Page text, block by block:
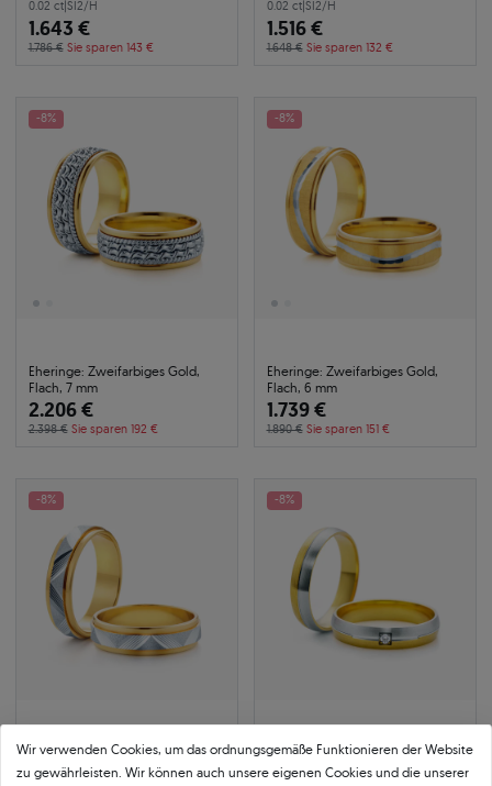
0.02 ct|SI2/H
1.643 €
1.786 € Sie sparen 143 €
0.02 ct|SI2/H
1.516 €
1.648 € Sie sparen 132 €
-8%
Eheringe: Zweifarbiges Gold,
Flach, 7 mm
2.206 €
2.398 € Sie sparen 192 €
-8%
Eheringe: Zweifarbiges Gold,
Flach, 6 mm
1.739 €
1.890 € Sie sparen 151 €
-8%
Eheringe: Zweifarbiges Gold,
Flach, 5 mm
-8%
Eheringe: Zweifarbiges Gold,
Runde, 4 mm
Wir verwenden Cookies, um das ordnungsgemäße Funktionieren der Website
zu gewährleisten. Wir können auch unsere eigenen Cookies und die unserer